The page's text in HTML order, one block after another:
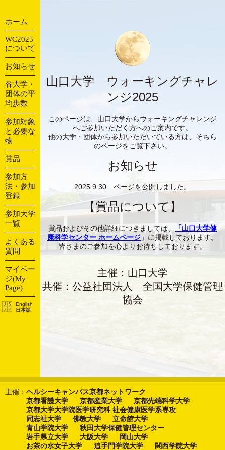
ホーム
WC2025
について
お知らせ
各大学・
団体の平
均歩数
参加対象
と必要な
物
賞品
参加方
法・参加
登録
参加大学
一覧
よくある
質問
マイペー
ジ(My
Page)
English
日本語
山口大学 ウォーキングチャレ
ンジ2025
このページは、山口大学からウォーキングチャレンジ
へご参加いただく方へのご案内です。
他の大学・団体から参加いただいている方は、そちら
のページをご覧下さい。
お知らせ
2025.9.30 ページを公開しました。
【賞品について】
賞品およびその他詳細につきましては、
「山口大学健
康科学センター ホームページ 」に掲載しております。
皆さまのご参加を心よりお待ちしております。
主催：山口大学
共催：公益社団法人 全国大学保健管理
協会
主催： ヘルシーキャンパス京都ネットワーク
京都看護大学
京都産業大学
京都先端科学大学
京都大学大学院医学研究科 社会健康医学系専攻
同志社大学
佛教大学
立命館大学
青山学院大学
秋田大学保健管理センター
岩手県立大学
大阪大学
岡山大学
お茶の水女子大学
追手門学院大学 関西学院大学